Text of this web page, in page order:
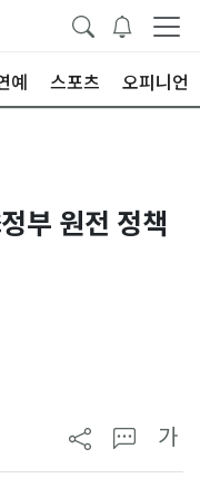
예 스포츠 오피니언
부 원전 정책
가